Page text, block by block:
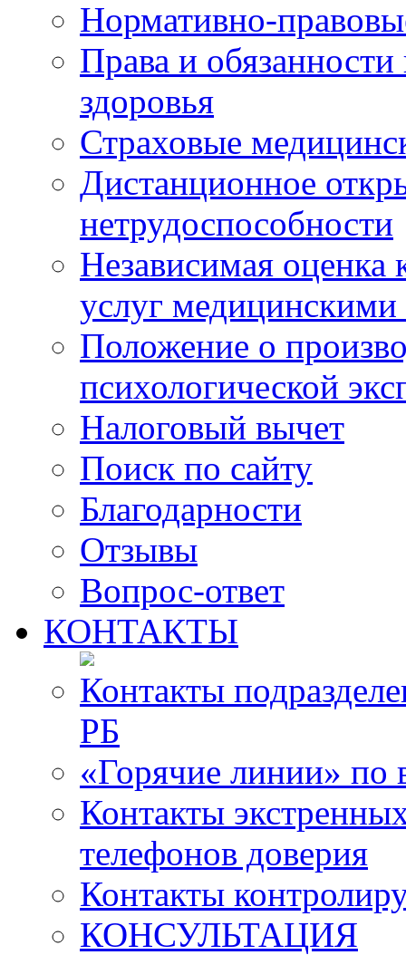
Нормативно-
Права и
здоровья
Страховые
Дистанционное
нетрудоспособности
Независимая оценка
услуг
Положение о
психологической
Налоговый вычет
Поиск по сайту
Благодарности
Отзывы
Вопрос-ответ
КОНТАКТЫ
Контакты
РБ
«Горячие линии» по
Контакты
телефонов доверия
Контакты
КОНСУЛЬТАЦИЯ